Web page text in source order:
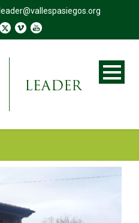
leader@vallespasiegos.org